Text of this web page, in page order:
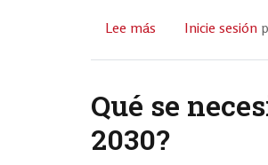
Lee más sobre
clima
de
negocios
Inicie sesión
Qué se
2030?